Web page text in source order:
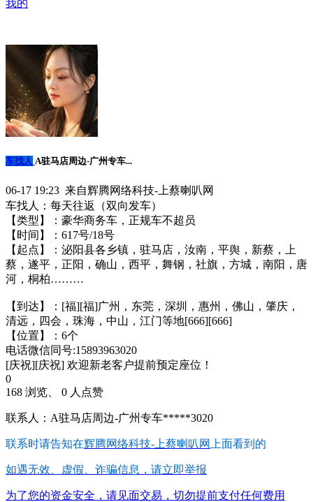
我的
车找人 A驻马店周边-广州专车...
06-17 19:23 来自辉腾网络科技-上蔡喇叭网
车找人：每天往返（双向发车）
【类型】：豪华商务车，正规车不超员
【时间】：6️17号/18号
【起点】：泌阳县各乡镇，驻马店，汝南，平舆，新蔡，上
蔡，遂平，正阳，确山，西平，舞钢，社旗，方城，南阳，唐
河，桐柏………
【到达】：[福][福]广州，东莞，深圳，惠州，佛山，肇庆，
清远，四会，珠海，中山，江门等地[666][666]
【位置】：6个
电话微信同号:15893963020
[庆祝][庆祝] 欢迎新老客户提前预定座位！
0
168 浏览、 0 人点赞
联系人：A驻马店周边-广州专车*****3020
联系时请告知在辉腾网络科技-上蔡喇叭网 上面看到的
如遇无效、虚假、诈骗信息，请立即举报
为了您的资金安全，请见面交易，切勿提前支付任何费用